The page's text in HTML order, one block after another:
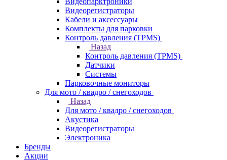
Видеорегистраторы
Кабели и аксессуары
Комплекты для парковки
Контроль давления (TPMS)
Назад
Контроль давления (TPMS)
Датчики
Системы
Парковочные мониторы
Для мото / квадро / снегоходов
Назад
Для мото / квадро / снегоходов
Акустика
Видеорегистраторы
Электроника
Бренды
Акции